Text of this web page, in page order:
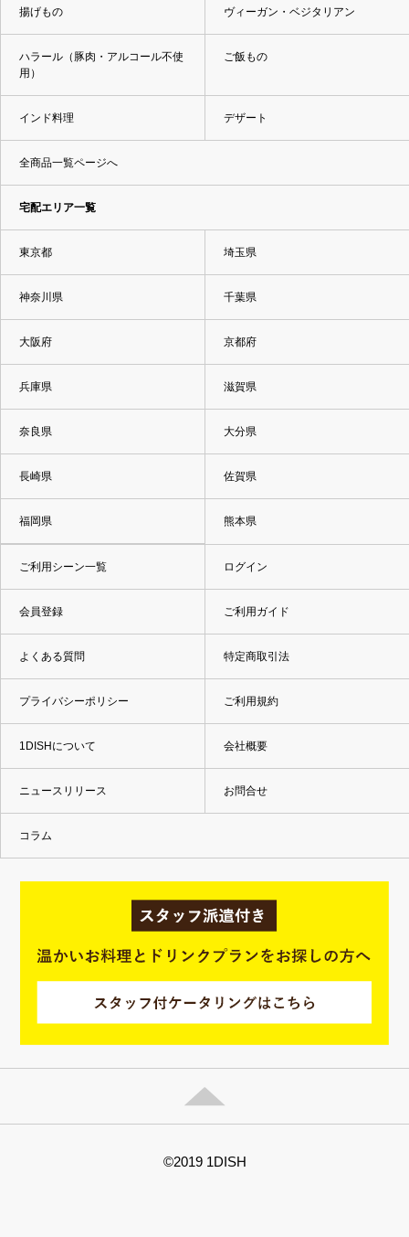
揚げもの ヴィーガン・ベジタリアン
ハラール（豚肉・アルコール不使
用）
ご飯もの
インド料理 デザート
全商品一覧ページへ
宅配エリア一覧
東京都 埼玉県
神奈川県 千葉県
大阪府 京都府
兵庫県 滋賀県
奈良県 大分県
長崎県 佐賀県
福岡県 熊本県
ご利用シーン一覧 ログイン
会員登録 ご利用ガイド
よくある質問 特定商取引法
プライバシーポリシー ご利用規約
1DISHについて 会社概要
ニュースリリース お問合せ
コラム
©2019 1DISH